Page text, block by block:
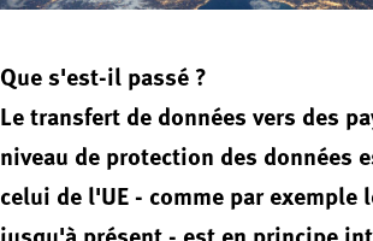
Que s'est-il passé ?
Le transfert de données vers des
niveau de protection des données
celui de l'UE - comme par exemple